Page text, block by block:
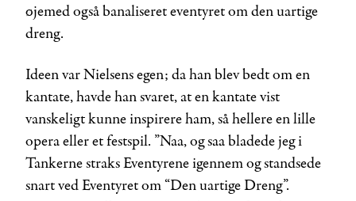
øjemed også banaliseret eventyret om den uartige
dreng.
Ideen var Nielsens egen; da han blev bedt om en
kantate, havde han svaret, at en kantate vist
vanskeligt kunne inspirere ham, så hellere en lille
opera eller et festspil. ”Naa, og saa bladede jeg i
Tankerne straks Eventyre­ne igennem og standsede
snart ved Eventyret om “Den uartige Dreng”.